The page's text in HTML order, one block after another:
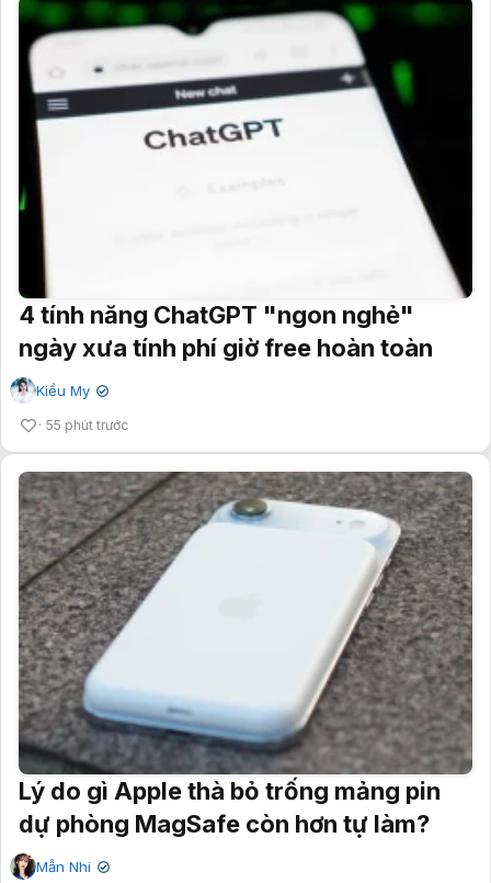
4 tính năng ChatGPT "ngon nghẻ"
ngày xưa tính phí giờ free hoàn toàn
Kiều My ✔
55 phút trước
Lý do gì Apple thà bỏ trống mảng pin
dự phòng MagSafe còn hơn tự làm?
Mẫn Nhi ✔